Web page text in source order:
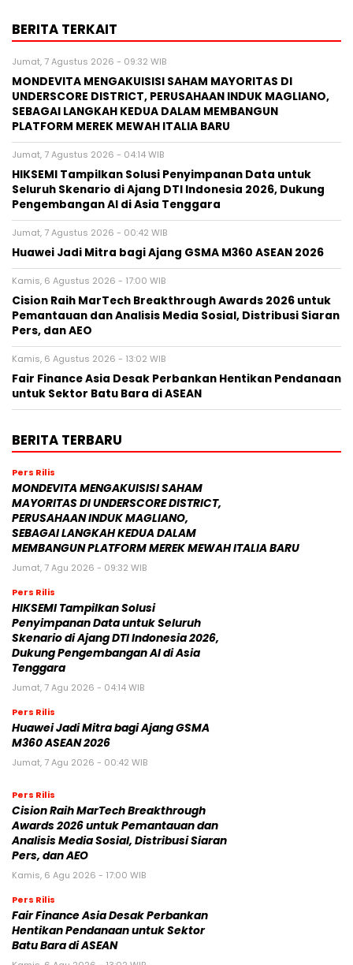
BERITA TERKAIT
Jumat, 7 Agustus 2026 - 09:32 WIB
MONDEVITA MENGAKUISISI SAHAM MAYORITAS DI
UNDERSCORE DISTRICT, PERUSAHAAN INDUK MAGLIANO,
SEBAGAI LANGKAH KEDUA DALAM MEMBANGUN
PLATFORM MEREK MEWAH ITALIA BARU
Jumat, 7 Agustus 2026 - 04:14 WIB
HIKSEMI Tampilkan Solusi Penyimpanan Data untuk
Seluruh Skenario di Ajang DTI Indonesia 2026, Dukung
Pengembangan AI di Asia Tenggara
Jumat, 7 Agustus 2026 - 00:42 WIB
Huawei Jadi Mitra bagi Ajang GSMA M360 ASEAN 2026
Kamis, 6 Agustus 2026 - 17:00 WIB
Cision Raih MarTech Breakthrough Awards 2026 untuk
Pemantauan dan Analisis Media Sosial, Distribusi Siaran
Pers, dan AEO
Kamis, 6 Agustus 2026 - 13:02 WIB
Fair Finance Asia Desak Perbankan Hentikan Pendanaan
untuk Sektor Batu Bara di ASEAN
BERITA TERBARU
Pers Rilis
MONDEVITA MENGAKUISISI SAHAM
MAYORITAS DI UNDERSCORE DISTRICT,
PERUSAHAAN INDUK MAGLIANO,
SEBAGAI LANGKAH KEDUA DALAM
MEMBANGUN PLATFORM MEREK MEWAH ITALIA BARU
Jumat, 7 Agu 2026 - 09:32 WIB
Pers Rilis
HIKSEMI Tampilkan Solusi
Penyimpanan Data untuk Seluruh
Skenario di Ajang DTI Indonesia 2026,
Dukung Pengembangan AI di Asia
Tenggara
Jumat, 7 Agu 2026 - 04:14 WIB
Pers Rilis
Huawei Jadi Mitra bagi Ajang GSMA
M360 ASEAN 2026
Jumat, 7 Agu 2026 - 00:42 WIB
Pers Rilis
Cision Raih MarTech Breakthrough
Awards 2026 untuk Pemantauan dan
Analisis Media Sosial, Distribusi Siaran
Pers, dan AEO
Kamis, 6 Agu 2026 - 17:00 WIB
Pers Rilis
Fair Finance Asia Desak Perbankan
Hentikan Pendanaan untuk Sektor
Batu Bara di ASEAN